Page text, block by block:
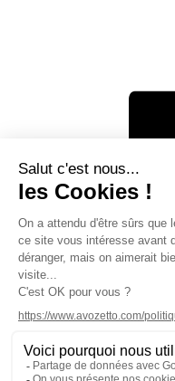
Mentions légales
Politique de protection
CGV